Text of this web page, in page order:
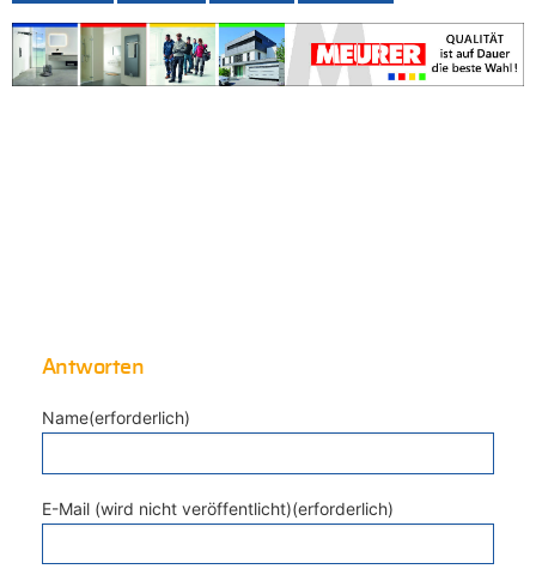
Antworten
Name(erforderlich)
E-Mail (wird nicht veröffentlicht)(erforderlich)